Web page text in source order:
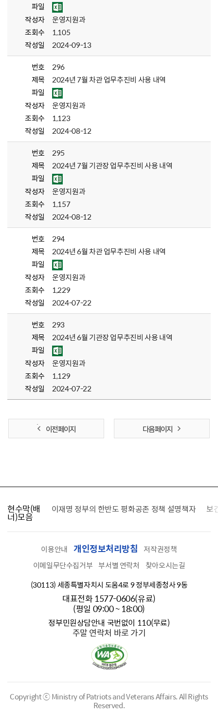
파일
작성자
운영지원과
조회수
1,105
작성일
2024-09-13
번호
296
제목
2024년 7월 차관 업무추진비 사용 내역
파일
작성자
운영지원과
조회수
1,123
작성일
2024-08-12
번호
295
제목
2024년 7월 기관장 업무추진비 사용 내역
파일
작성자
운영지원과
조회수
1,157
작성일
2024-08-12
번호
294
제목
2024년 6월 차관 업무추진비 사용 내역
파일
작성자
운영지원과
조회수
1,229
작성일
2024-07-22
번호
293
제목
2024년 6월 기관장 업무추진비 사용 내역
파일
작성자
운영지원과
조회수
1,129
작성일
2024-07-22
이전 페이지 다음 페이지
현수막(배
너)모음
찾습니다 이재명 정부의 한반도 평화공존 정책 설명책자 보
이용안내 개인정보처리방침
저작권정책
이메일무단수집거부 부서별 연락처
찾아오시는길
(30113) 세종특별자치시 도움4로 9 정부세종청사 9동
대표전화 1577-0606(유료)
(평일 09:00 ~ 18:00)
정부민원상담안내 국번없이 110(무료)
주말 연락처 바로 가기
Copyright ⓒ Ministry of Patriots and Veterans Affairs.All Rights
Reserved.